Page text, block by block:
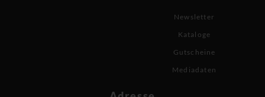
Newsletter
Kataloge
Gutscheine
Mediadaten